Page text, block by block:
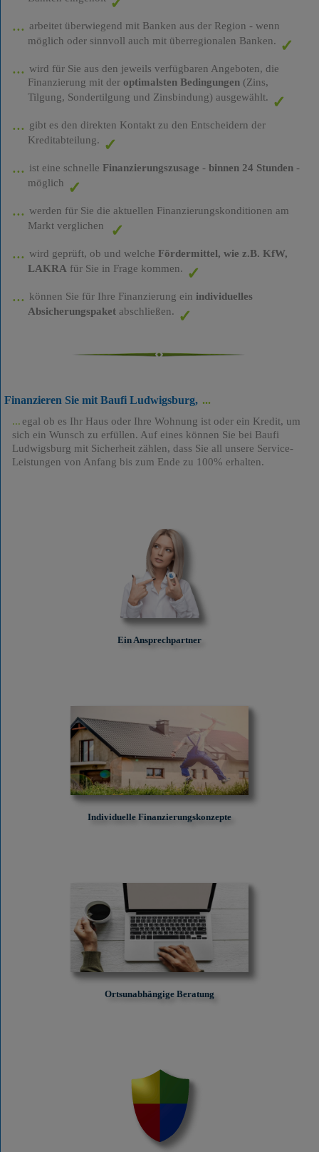
arbeitet überwiegend mit Banken aus der Region - wenn
möglich oder sinnvoll auch mit überregionalen Banken.
wird für Sie aus den jeweils verfügbaren Angeboten, die
Finanzierung mit der optimalsten Bedingungen(Zins,
Tilgung, Sondertilgung und Zinsbindung) ausgewählt.
gibt es den direkten Kontakt zu den Entscheidern der
Kreditabteilung.
ist eine schnelle Finanzierungszusage - binnen 24 Stunden-
möglich
werden für Sie die aktuellen Finanzierungskonditionen am
Markt verglichen
wird geprüft, ob und welche Fördermittel, wie z.B. KfW,
LAKRA für Sie in Frage kommen.
können Sie für Ihre Finanzierung ein individuelles
Absicherungspaketabschließen.
Finanzieren Sie mit Baufi Ludwigsburg,
egal ob es Ihr Haus oder Ihre Wohnung ist oder ein Kredit, um
sich ein Wunsch zu erfüllen. Auf eines können Sie bei Baufi
Ludwigsburg mit Sicherheit zählen, dass Sie all unsere Service-
Leistungen von Anfang bis zum Ende zu 100% erhalten.
Ein Ansprechpartner
Individuelle Finanzierungskonzepte
Ortsunabhängige Beratung